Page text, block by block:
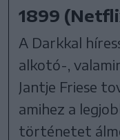
1899
A Darkkal
alkotó-,
Jantje Friese
amihez a
történetet